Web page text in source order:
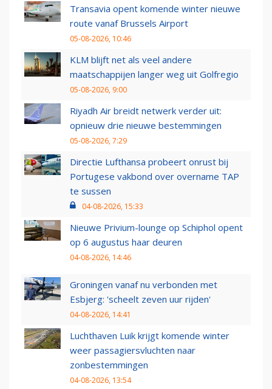
Transavia opent komende winter nieuwe
route vanaf Brussels Airport
05-08-2026, 10:46
KLM blijft net als veel andere
maatschappijen langer weg uit Golfregio
05-08-2026, 9:00
Riyadh Air breidt netwerk verder uit:
opnieuw drie nieuwe bestemmingen
05-08-2026, 7:29
Directie Lufthansa probeert onrust bij
Portugese vakbond over overname TAP
te sussen
04-08-2026, 15:33
Nieuwe Privium-lounge op Schiphol opent
op 6 augustus haar deuren
04-08-2026, 14:46
Groningen vanaf nu verbonden met
Esbjerg: 'scheelt zeven uur rijden'
04-08-2026, 14:41
Luchthaven Luik krijgt komende winter
weer passagiersvluchten naar
zonbestemmingen
04-08-2026, 13:54